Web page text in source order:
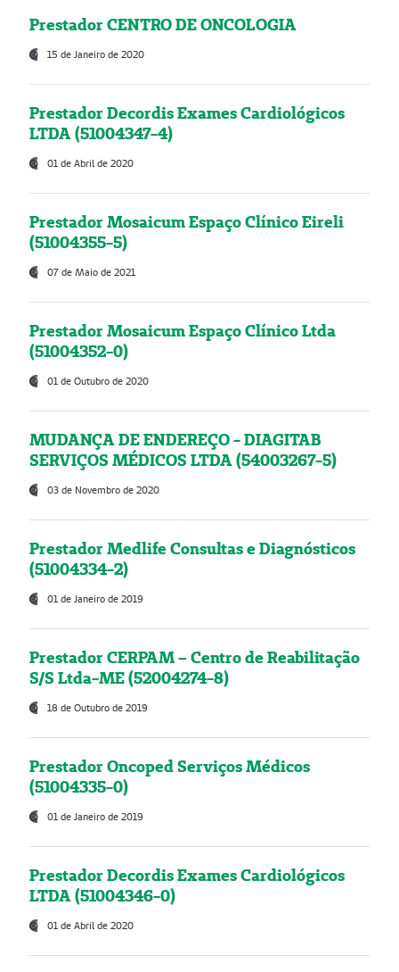
Prestador CENTRO DE ONCOLOGIA
15 de Janeiro de 2020
Prestador Decordis Exames Cardiológicos
LTDA (51004347-4)
01 de Abril de 2020
Prestador Mosaicum Espaço Clínico Eireli
(51004355-5)
07 de Maio de 2021
Prestador Mosaicum Espaço Clínico Ltda
(51004352-0)
01 de Outubro de 2020
MUDANÇA DE ENDEREÇO - DIAGITAB
SERVIÇOS MÉDICOS LTDA (54003267-5)
03 de Novembro de 2020
Prestador Medlife Consultas e Diagnósticos
(51004334-2)
01 de Janeiro de 2019
Prestador CERPAM – Centro de Reabilitação
S/S Ltda-ME (52004274-8)
18 de Outubro de 2019
Prestador Oncoped Serviços Médicos
(51004335-0)
01 de Janeiro de 2019
Prestador Decordis Exames Cardiológicos
LTDA (51004346-0)
01 de Abril de 2020